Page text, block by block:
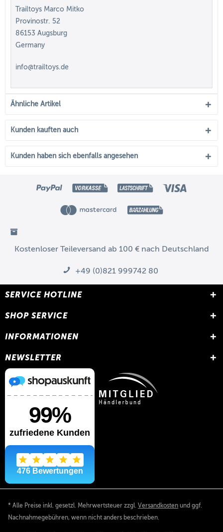
Trailtoys Marco Mitko
Provinostr. 52
86153 Augsburg
Germany
info@trailtoys.de
Ähnliche Artikel
Kunden kauften auch
Kunden haben sich ebenfalls angesehen
Kostenloser Teileversand ab 100 € nach Deutschland
+49 (0)821 999742 80
SERVICE HOTLINE
SHOP SERVICE
INFORMATIONEN
NEWSLETTER
* Alle Preise inkl. gesetzl. Mehrwertsteuer zzgl. Versandkosten und ggf.
Nachnahmegebühren, wenn nicht anders beschrieben.